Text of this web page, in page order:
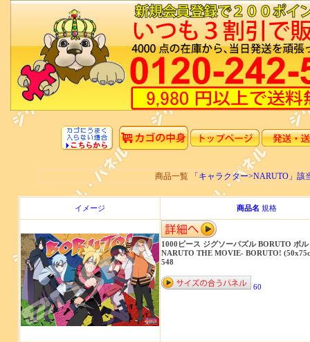
商品一覧 「キャラクター>NARUTO」
イメージ 商品名 規格
1000ピース ジグソーパズル BORUTO ボル
NARUTO THE MOVIE- BORUTO!
548
60